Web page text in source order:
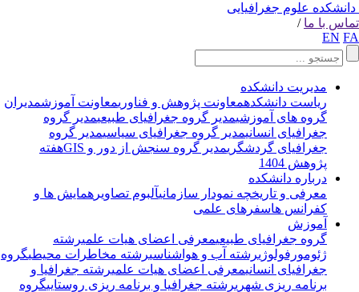
علوم جغرافیایی
با ما /
EN
مدیریت دانشکده
ریاست دانشکدهمعاونت پژوهش و فناوریمعاونت آموزشمدیران
گروه های آموزشیمدیر گروه جغرافیای طبیعیمدیر گروه
جغرافیای انسانیمدیر گروه جغرافیای سیاسیمدیر گروه
جغرافیای گردشگریمدیر گروه سنجش از دور و GIS
هفته
پژوهش 1404
درباره دانشکده
معرفی و تاریخچهنمودار سازمانیآلبوم تصاویرهمایش ها و
کفرانس هاسفرهای علمی
آموزش
گروه جغرافیای طبیعیمعرفی اعضای هیات علمیرشته
ژئومورفولوژیرشته آب و هواشناسیرشته مخاطرات محیطیگروه
جغرافیای انسانیمعرفی اعضای هیات علمیرشته جغرافیا و
برنامه ریزی شهریرشته جغرافیا و برنامه ریزی روستاییگروه